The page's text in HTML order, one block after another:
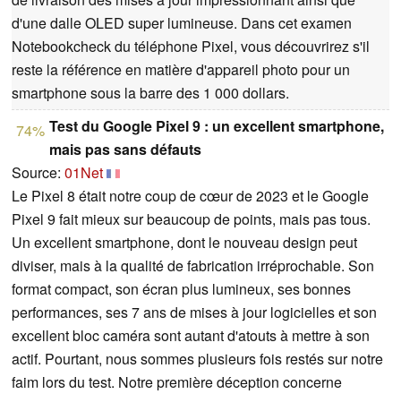
d'une dalle OLED super lumineuse. Dans cet examen
Notebookcheck du téléphone Pixel, vous découvrirez s'il
reste la référence en matière d'appareil photo pour un
smartphone sous la barre des 1 000 dollars.
74% Test du Google Pixel 9 : un excellent smartphone,
mais pas sans défauts
Source: 01Net
Le Pixel 8 était notre coup de cœur de 2023 et le Google
Pixel 9 fait mieux sur beaucoup de points, mais pas tous.
Un excellent smartphone, dont le nouveau design peut
diviser, mais à la qualité de fabrication irréprochable. Son
format compact, son écran plus lumineux, ses bonnes
performances, ses 7 ans de mises à jour logicielles et son
excellent bloc caméra sont autant d'atouts à mettre à son
actif. Pourtant, nous sommes plusieurs fois restés sur notre
faim lors du test. Notre première déception concerne